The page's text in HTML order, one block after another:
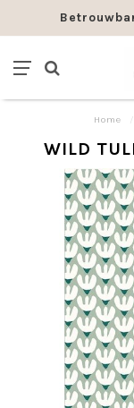
Home
WILD